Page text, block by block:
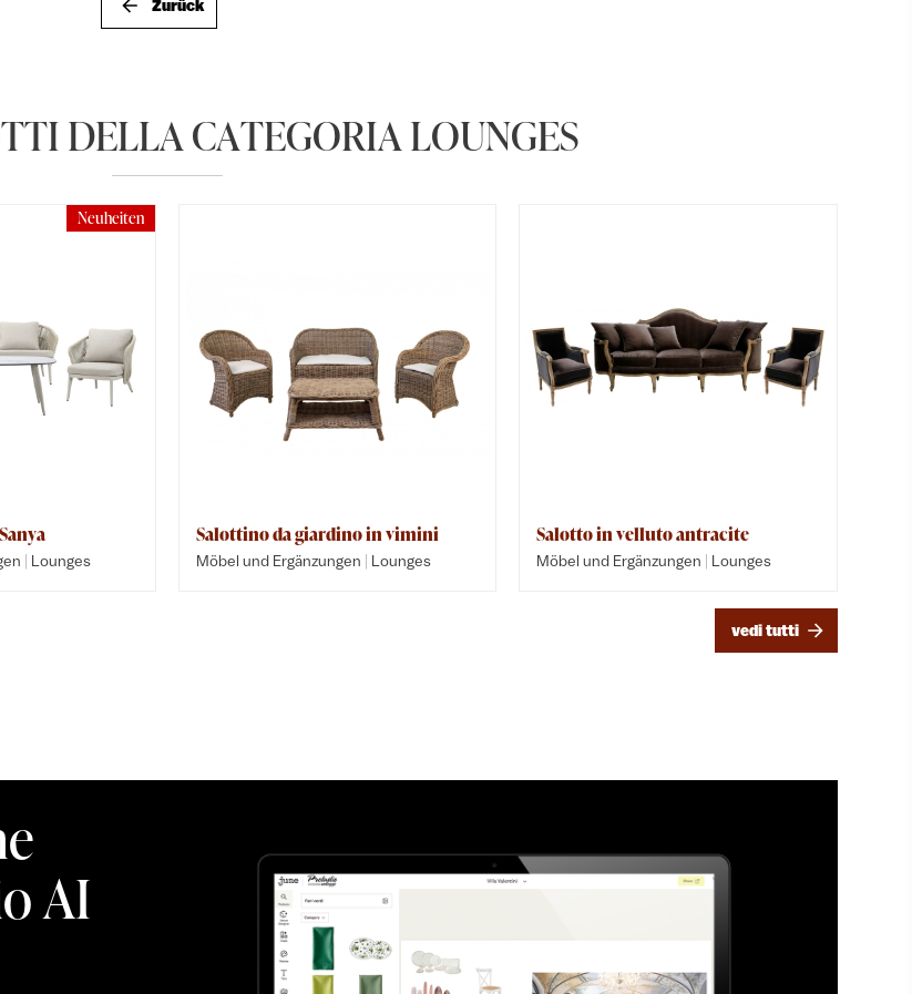
Zurück
DELLA CATEGORIA LOUNGES
Neuheiten
| Lounges
Salottino da giardino in vimini
Möbel und Ergänzungen | Lounges
Salotto in velluto antracite
Möbel und Ergänzungen | Lounges
vedi tutti
AI